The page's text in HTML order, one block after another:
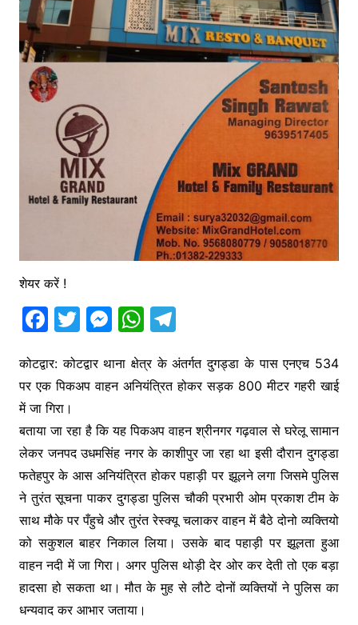
शेयर करें !
F
c
e
b
o
o
k
T
itt
er
M
s
s
e
n
g
er
W
at
s
A
p
p
T
e
gr
a
m
कोटद्वार: कोटद्वार थाना क्षेत्र के अंतर्गत दुगड्डा के पास एनएच 534
पर एक पिकअप वाहन अनियंत्रित होकर सड़क 800 मीटर गहरी खाई
में जा गिरा।
बताया जा रहा है कि यह पिकअप वाहन श्रीनगर गढ़वाल से घरेलू सामान
लेकर जनपद उधमसिंह नगर के काशीपुर जा रहा था इसी दौरान दुगड्डा
फतेहपुर के आस अनियंत्रित होकर पहाड़ी पर झूलने लगा जिसमे पुलिस
ने तुरंत सूचना पाकर दुगड्डा पुलिस चौकी प्रभारी ओम प्रकाश टीम के
साथ मौके पर पँहुचे और तुरंत रेस्क्यू चलाकर वाहन में बैठे दोनो व्यक्तियो
को सकुशल बाहर निकाल लिया। उसके बाद पहाड़ी पर झूलता हुआ
वाहन नदी में जा गिरा। अगर पुलिस थोड़ी देर ओर कर देती तो एक बड़ा
हादसा हो सकता था। मौत के मुह से लौटे दोनों व्यक्तियों ने पुलिस का
धन्यवाद कर आभार जताया।